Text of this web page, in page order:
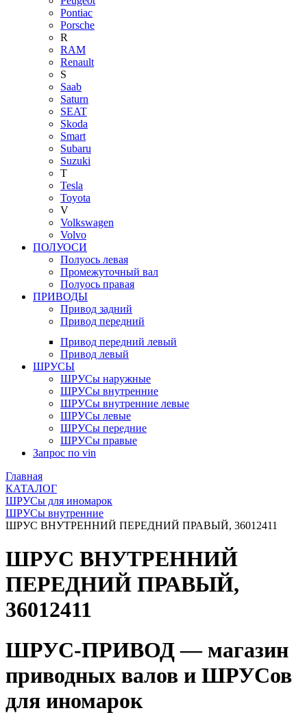
Pontiac
Porsche
R
RAM
Renault
S
Saab
Saturn
SEAT
Skoda
Smart
Subaru
Suzuki
T
Tesla
Toyota
V
Volkswagen
Volvo
ПОЛУОСИ
Полуось левая
Промежуточный вал
Полуось правая
ПРИВОДЫ
Привод задний
Привод передний
Привод передний левый
Привод левый
ШРУСЫ
ШРУСы наружные
ШРУСы внутренние
ШРУСы внутренние левые
ШРУСы левые
ШРУСы передние
ШРУСы правые
Запрос по vin
Главная
КАТАЛОГ
ШРУСы для иномарок
ШРУСы внутренние
ШРУС ВНУТРЕННИЙ ПЕРЕДНИЙ ПРАВЫЙ, 36012411
ШРУС ВНУТРЕННИЙ
ПЕРЕДНИЙ ПРАВЫЙ,
36012411
ШРУС-ПРИВОД — магазин
приводных валов и ШРУСов
для иномарок